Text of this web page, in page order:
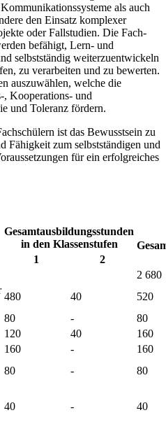
als auch
den Einsatz komplexer
oder Fallstudien. Die Fach­
befähigt, Lern- und
selbstständig weiterzuentwickeln
zu ver­arbeiten und zu bewerten.
auszuwählen, welche die
Kooperations- und
und Toleranz fördern.
ist das Bewusstsein zu
Fähigkeit zum selbstständigen und
für ein erfolgreiches
Gesamtausbildungsstunden
in den Klassenstufen
1
2
2 680
480 40
520
80 -
80
120 40
160
160 -
160
80 -
80
40 - 40